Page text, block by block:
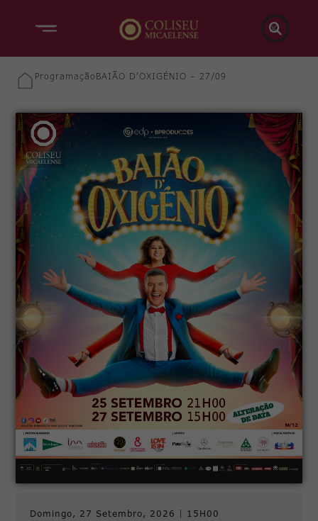

ProgramaçãoBAIÃO D’OXIGÉNIO – 27/09
Domingo, 27 Setembro, 2026 | 15H00